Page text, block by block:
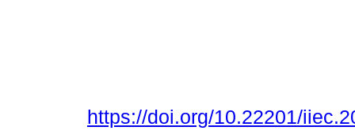
https://doi.org/10.22201/